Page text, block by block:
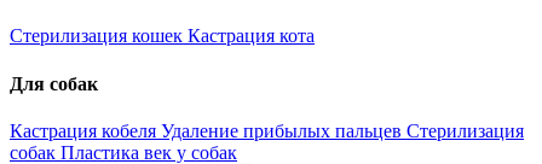
Стерилизация кошек Кастрация кота
Для собак
Кастрация кобеля Удаление прибылых пальцев Стерилизация
собак Пластика век у собак